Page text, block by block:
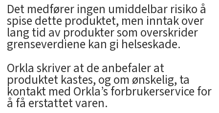
Det medfører ingen umiddelbar risiko å
spise dette produktet, men inntak over
lang tid av produkter som overskrider
grenseverdiene kan gi helseskade.
Orkla skriver at de anbefaler at
produktet kastes, og om ønskelig, ta
kontakt med Orkla’s forbrukerservice for
å få erstattet varen.